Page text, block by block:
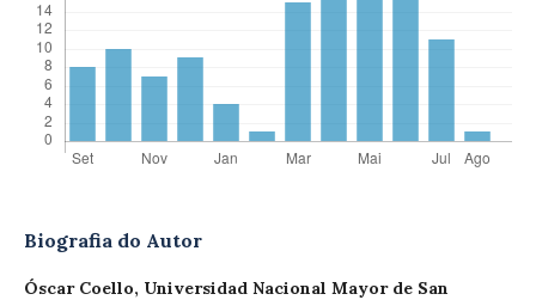
Biografia do Autor
Óscar Coello, Universidad Nacional Mayor de San